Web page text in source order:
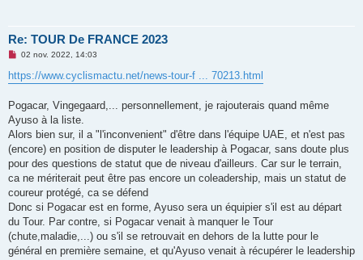
Re: TOUR De FRANCE 2023
M
s
s
g
e
n
o
n
l
u
02 nov. 2022, 14:03
https://www.cyclismactu.net/news-tour-f ... 70213.html
Pogacar, Vingegaard,... personnellement, je rajouterais quand même
Ayuso à la liste.
Alors bien sur, il a "l'inconvenient" d'être dans l'équipe UAE, et n'est pas
(encore) en position de disputer le leadership à Pogacar, sans doute plus
pour des questions de statut que de niveau d'ailleurs. Car sur le terrain,
ca ne mériterait peut être pas encore un coleadership, mais un statut de
coureur protégé, ca se défend
Donc si Pogacar est en forme, Ayuso sera un équipier s'il est au départ
du Tour. Par contre, si Pogacar venait à manquer le Tour
(chute,maladie,...) ou s'il se retrouvait en dehors de la lutte pour le
général en première semaine, et qu'Ayuso venait à récupérer le leadership